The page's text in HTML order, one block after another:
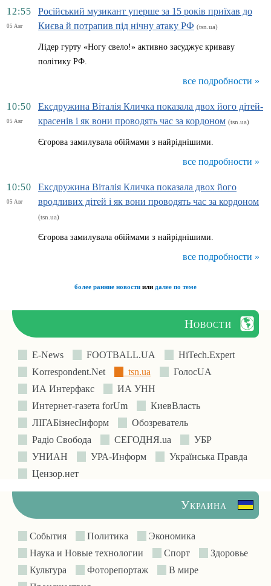
12:55
05 Авг
Російський музикант уперше за 15 років приїхав до
Києва й потрапив під нічну атаку РФ (tsn.ua)
Лідер гурту «Ногу свело!» активно засуджує криваву
політику РФ.
все подробности »
10:50
05 Авг
Ексдружина Віталія Кличка показала двох його дітей-
красенів і як вони проводять час за кордоном (tsn.ua)
Єгорова замилувала обіймами з найріднішими.
все подробности »
10:50
05 Авг
Ексдружина Віталія Кличка показала двох його
вродливих дітей і як вони проводять час за кордоном
(tsn.ua)
Єгорова замилувала обіймами з найріднішими.
все подробности »
более ранние новости или далее по теме
Новости
E-News FOOTBALL.UA
HiTech.Expert
Korrespondent.Net
tsn.ua
ГолосUA
ИА Интерфакс
ИА УНН
Интернет-газета forUm
КиевВласть
ЛIГАБiзнесIнформ
Обозреватель
Радіо Свобода
СЕГОДНЯ.ua
УБР
УНИАН
УРА-Информ
Українська Правда
Цензор.нет
Украина
События Политика
Экономика
Наука и Новые технологии
Спорт
Здоровье
Культура
Фоторепортаж
В мире